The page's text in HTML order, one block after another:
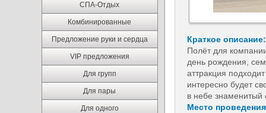
СПА-Отдых
Комбинированные
Предложение руки и сердца
VIP предложения
Для групп
Для пары
Для одного
Краткое описание:
Полёт для
день рождения,
аттракция
интересно будет
в небе знаменитый
Место